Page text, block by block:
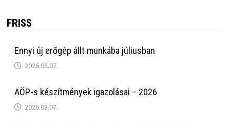
FRISS
Ennyi új erőgép állt munkába júliusban
2026.08.07.
AÖP-s készítmények igazolásai – 2026
2026.08.07.